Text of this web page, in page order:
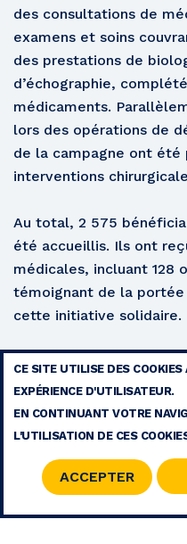
des consultations de
examens et soins
des prestations de
d’échographie,
médicaments.
lors des opérations de
de la campagne ont été
interventions
Au total, 2 575
été accueillis. Ils ont
médicales, incluant 128
témoignant de la
cette initiative solidaire.
Lire le communiqué de
© 2026 COPYRIGHT -
CE SITE UTILISE DES
EXPÉRIENCE D'UTILISATEUR.
EN CONTINUANT VOTRE
L'UTILISATION DE CES
ACCEPTER